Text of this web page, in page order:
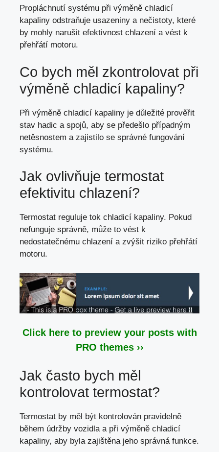
Propláchnutí systému při výměně chladicí
kapaliny odstraňuje usazeniny a nečistoty, které
by mohly narušit efektivnost chlazení a vést k
přehřátí motoru.
Co bych měl zkontrolovat při
výměně chladicí kapaliny?
Při výměně chladicí kapaliny je důležité prověřit
stav hadic a spojů, aby se předešlo případným
netěsnostem a zajistilo se správné fungování
systému.
Jak ovlivňuje termostat
efektivitu chlazení?
Termostat reguluje tok chladicí kapaliny. Pokud
nefunguje správně, může to vést k
nedostatečnému chlazení a zvýšit riziko přehřátí
motoru.
Click here to preview your posts with
PRO themes ››
Jak často bych měl
kontrolovat termostat?
Termostat by měl být kontrolován pravidelně
během údržby vozidla a při výměně chladicí
kapaliny, aby byla zajištěna jeho správná funkce.